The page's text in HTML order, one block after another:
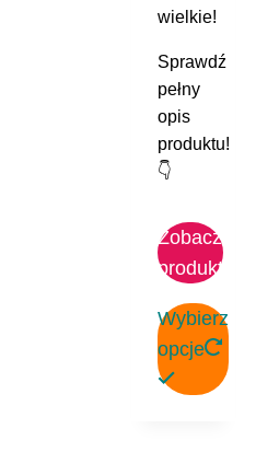
wielkie!
Sprawdź
pełny
opis
produktu!
👇
Zobacz
produkt
Wybierz
opcje